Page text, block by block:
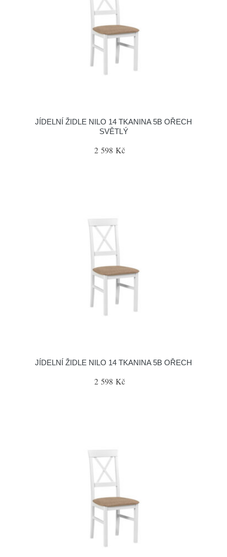
JÍDELNÍ ŽIDLE NILO 14 TKANINA 5B OŘECH
SVĚTLÝ
2 598 Kč
JÍDELNÍ ŽIDLE NILO 14 TKANINA 5B OŘECH
2 598 Kč